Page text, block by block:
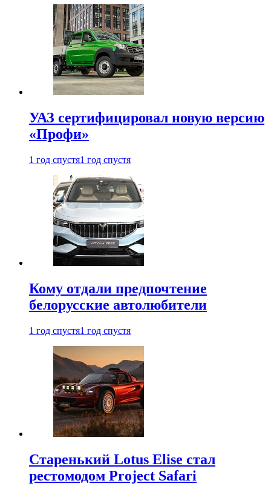
УАЗ сертифицировал новую версию
«Профи»
1 год спустя1 год спустя
Кому отдали предпочтение
белорусские автолюбители
1 год спустя1 год спустя
Старенький Lotus Elise стал
рестомодом Project Safari